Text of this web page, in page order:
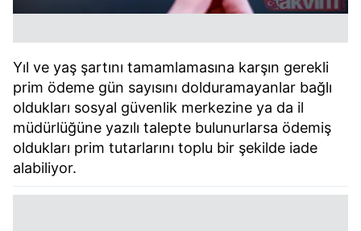
Yıl ve yaş şartını tamamlamasına karşın gerekli
prim ödeme gün sayısını dolduramayanlar bağlı
oldukları sosyal güvenlik merkezine ya da il
müdürlüğüne yazılı talepte bulunurlarsa ödemiş
oldukları prim tutarlarını toplu bir şekilde iade
alabiliyor.